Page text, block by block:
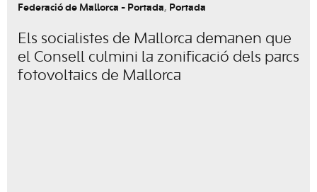
Federació de Mallorca - Portada, Portada
Els socialistes de Mallorca demanen que
el Consell culmini la zonificació dels parcs
fotovoltaics de Mallorca